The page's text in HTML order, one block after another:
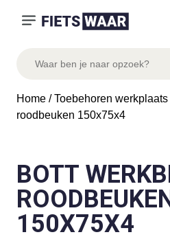
Home /Toebehoren werkplaats
roodbeuken 150x75x4
BOTT
150X75X4